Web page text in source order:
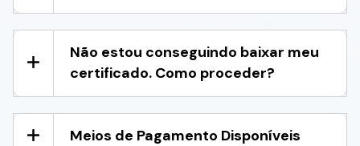
Não estou conseguindo baixar meu
certificado. Como proceder?
Meios de Pagamento Disponíveis